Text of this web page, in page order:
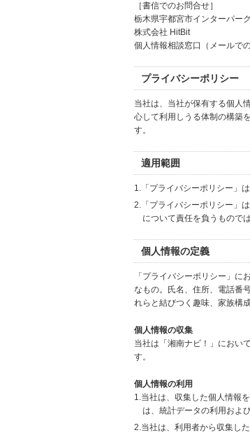
［書信でのお問合せ］
栃木県宇都宮市インターパー
株式会社 HitBit
個人情報相談窓口（メールで
プライバシーポリシー
当社は、当社が保有する個人
心して利用しうる体制の構築
す。
適用範囲
1.「プライバシーポリシー」
2.「プライバシーポリシー」
について責任を負うもので
個人情報の定義
「プライバシーポリシー」
なもの。氏名、住所、電話番
れらと結びつく趣味、家族構
個人情報の収集
当社は「湘南ナビ！」におい
す。
個人情報の利用
1.当社は、収集した個人情報
は、統計データの利用およ
2.当社は、利用者から収集し